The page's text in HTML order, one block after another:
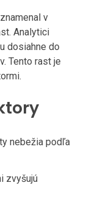
v
Analytici
dosiahne do
Tento rast je
nebežia podľa
zvyšujú